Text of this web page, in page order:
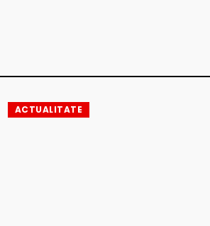
ACTUALITATE